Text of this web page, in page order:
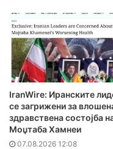
IranWire: Иранските
се загрижени за
здравствена состојба
Моџтаба Хамнеи
07.08.2026 12:08